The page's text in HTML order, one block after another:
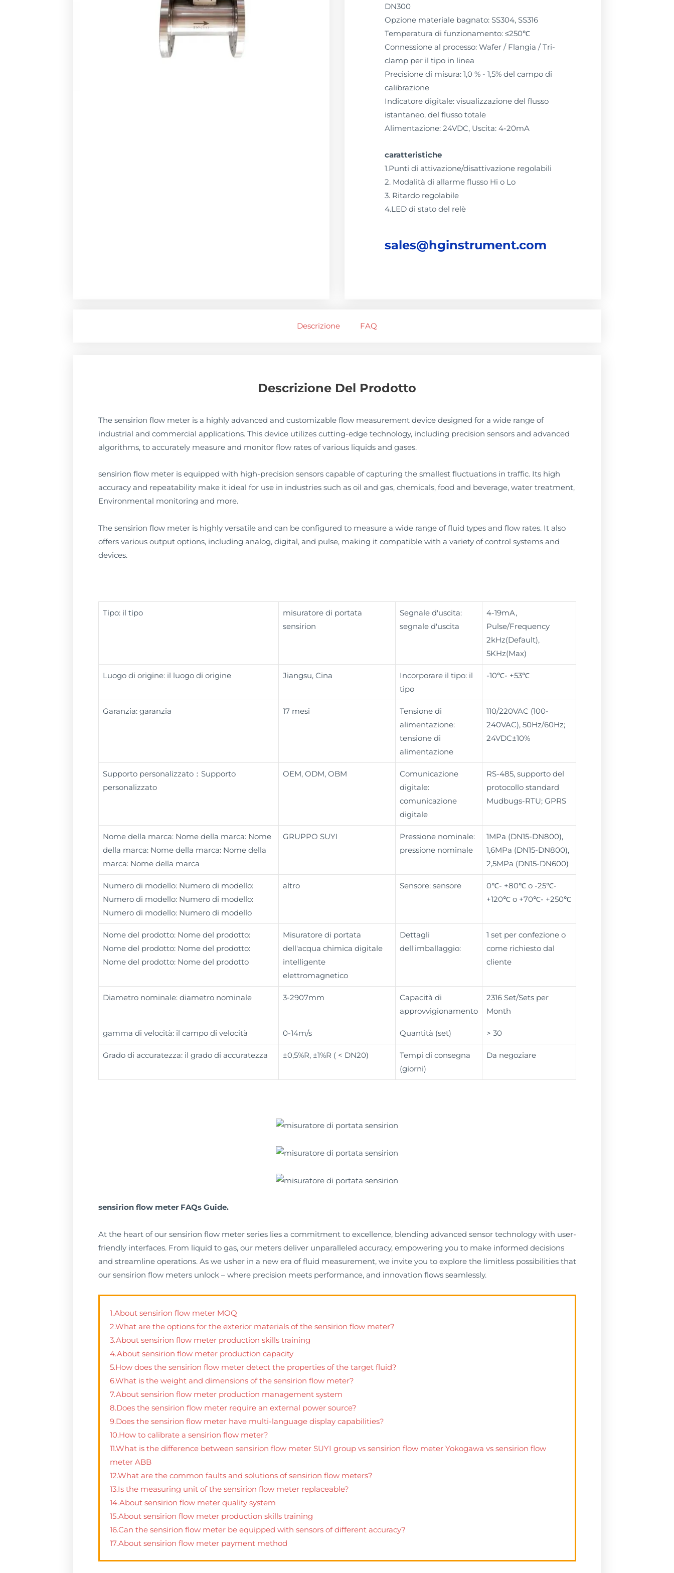
DN300
Opzione materiale bagnato: SS304, SS316
Temperatura di funzionamento: ≤250℃
Connessione al processo: Wafer / Flangia / Tri-
clamp per il tipo in linea
Precisione di misura: 1,0 % - 1,5% del campo di
calibrazione
Indicatore digitale: visualizzazione del flusso
istantaneo, del flusso totale
Alimentazione: 24VDC, Uscita: 4-20mA
caratteristiche
1.Punti di attivazione/disattivazione regolabili
2. Modalità di allarme flusso Hi o Lo
3. Ritardo regolabile
4.LED di stato del relè
sales@hginstrument.com
Descrizione FAQ
Descrizione Del Prodotto
The sensirion flow meter is a highly advanced and customizable flow measurement device designed for a wide range of
industrial and commercial applications. This device utilizes cutting-edge technology, including precision sensors and advanced
algorithms, to accurately measure and monitor flow rates of various liquids and gases.
sensirion flow meter is equipped with high-precision sensors capable of capturing the smallest fluctuations in traffic. Its high
accuracy and repeatability make it ideal for use in industries such as oil and gas, chemicals, food and beverage, water treatment,
Environmental monitoring and more.
The sensirion flow meter is highly versatile and can be configured to measure a wide range of fluid types and flow rates. It also
offers various output options, including analog, digital, and pulse, making it compatible with a variety of control systems and
devices.
Tipo: il tipo
misuratore di portata
sensirion
Segnale d'uscita:
segnale d'uscita
4-19mA,
Pulse/Frequency
2kHz(Default),
5KHz(Max)
Luogo di origine: il luogo di origine Jiangsu, Cina
Incorporare il tipo: il
tipo
-10℃- +53℃
Garanzia: garanzia 17 mesi
Tensione di
alimentazione:
tensione di
alimentazione
110/220VAC (100-
240VAC), 50Hz/60Hz;
24VDC±10%
Supporto personalizzato：Supporto
personalizzato
OEM, ODM, OBM
Comunicazione
digitale:
comunicazione
digitale
RS-485, supporto del
protocollo standard
Mudbugs-RTU; GPRS
Nome della marca: Nome della marca: Nome
della marca: Nome della marca: Nome della
marca: Nome della marca
GRUPPO SUYI
Pressione nominale:
pressione nominale
1MPa (DN15-DN800),
1,6MPa (DN15-DN800),
2,5MPa (DN15-DN600)
Numero di modello: Numero di modello:
Numero di modello: Numero di modello:
Numero di modello: Numero di modello
altro Sensore: sensore
0℃- +80℃ o -25℃-
+120℃ o +70℃- +250℃
Nome del prodotto: Nome del prodotto:
Nome del prodotto: Nome del prodotto:
Nome del prodotto: Nome del prodotto
Misuratore di portata
dell'acqua chimica digitale
intelligente
elettromagnetico
Dettagli
dell'imballaggio:
1 set per confezione o
come richiesto dal
cliente
Diametro nominale: diametro nominale 3-2907mm
Capacità di
approvvigionamento
2316 Set/Sets per
Month
gamma di velocità: il campo di velocità 0-14m/s Quantità (set) > 30
Grado di accuratezza: il grado di accuratezza ±0,5%R, ±1%R ( < DN20)
Tempi di consegna
(giorni)
Da negoziare
sensirion flow meter FAQs Guide.
At the heart of our sensirion flow meter series lies a commitment to excellence, blending advanced sensor technology with user-
friendly interfaces. From liquid to gas, our meters deliver unparalleled accuracy, empowering you to make informed decisions
and streamline operations. As we usher in a new era of fluid measurement, we invite you to explore the limitless possibilities that
our sensirion flow meters unlock – where precision meets performance, and innovation flows seamlessly.
1.About sensirion flow meter MOQ
2.What are the options for the exterior materials of the sensirion flow meter?
3.About sensirion flow meter production skills training
4.About sensirion flow meter production capacity
5.How does the sensirion flow meter detect the properties of the target fluid?
6.What is the weight and dimensions of the sensirion flow meter?
7.About sensirion flow meter production management system
8.Does the sensirion flow meter require an external power source?
9.Does the sensirion flow meter have multi-language display capabilities?
10.How to calibrate a sensirion flow meter?
11.What is the difference between sensirion flow meter SUYI group vs sensirion flow meter Yokogawa vs sensirion flow
meter ABB
12.What are the common faults and solutions of sensirion flow meters?
13.Is the measuring unit of the sensirion flow meter replaceable?
14.About sensirion flow meter quality system
15.About sensirion flow meter production skills training
16.Can the sensirion flow meter be equipped with sensors of different accuracy?
17.About sensirion flow meter payment method